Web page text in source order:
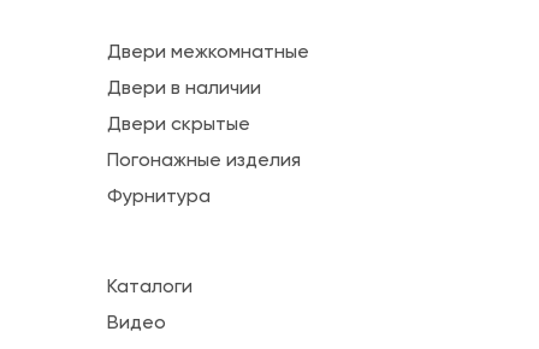
Двери межкомнатные
Двери в наличии
Двери скрытые
Погонажные изделия
Фурнитура
Каталоги
Видео